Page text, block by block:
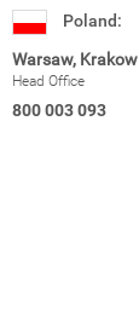
Poland:
Warsaw, Krakow
Head Office
800 003 093